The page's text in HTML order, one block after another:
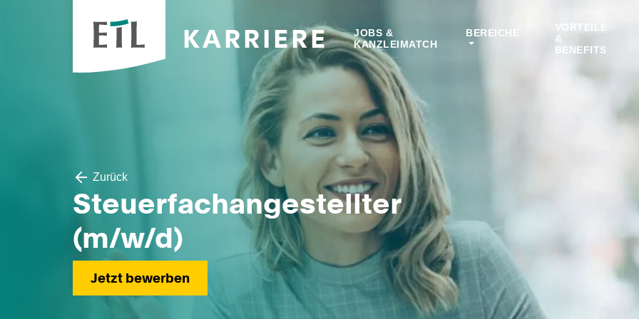
KARRIERE
JOBS &
KANZLEIMATCH
BEREICHE
VORTEILE
&
BENEFITS
Zurück
Steuerfachangestellter
(m/w/d)
Jetzt bewerben